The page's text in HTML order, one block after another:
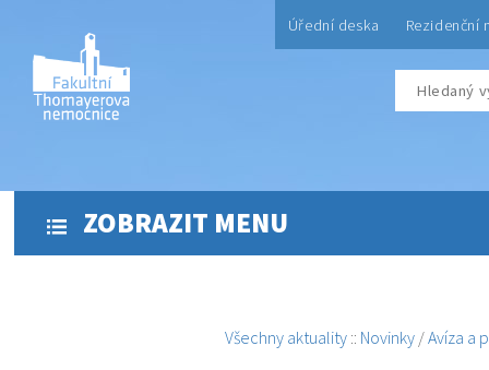
Úřední deska Rezidenční
ZOBRAZIT MENU
Všechny aktuality :: Novinky /Avíza a